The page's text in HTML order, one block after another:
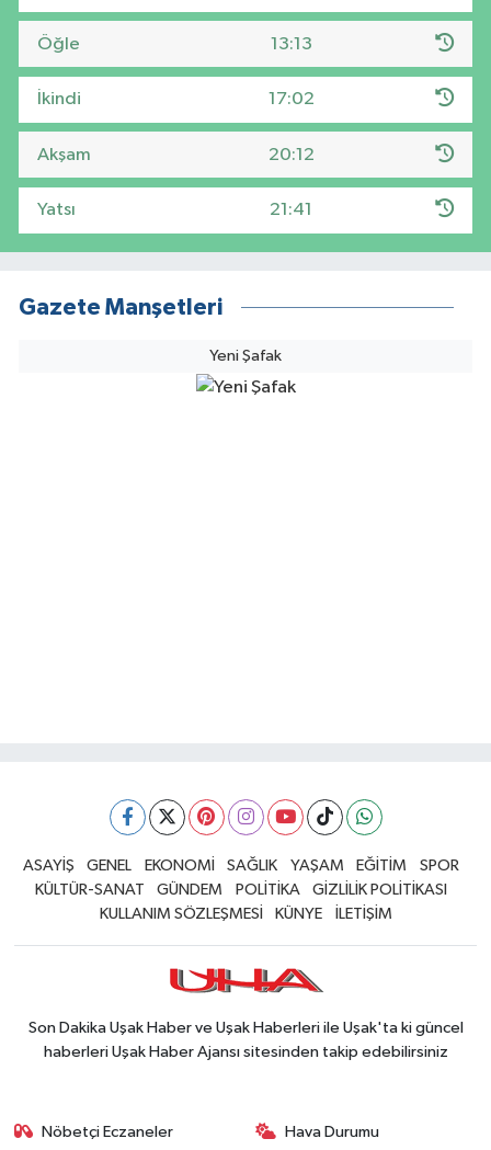
Öğle 13:13
İkindi 17:02
Akşam 20:12
Yatsı 21:41
Gazete Manşetleri
Yeni Şafak
ASAYİŞ GENEL EKONOMİ SAĞLIK YAŞAM EĞİTİM
SPOR
KÜLTÜR-SANAT
GÜNDEM POLİTİKA
GİZLİLİK POLİTİKASI
KULLANIM SÖZLEŞMESİ
KÜNYE İLETİŞİM
Son Dakika Uşak Haber ve Uşak Haberleri ile Uşak'ta ki güncel
haberleri Uşak Haber Ajansı sitesinden takip edebilirsiniz
Nöbetçi Eczaneler Hava Durumu